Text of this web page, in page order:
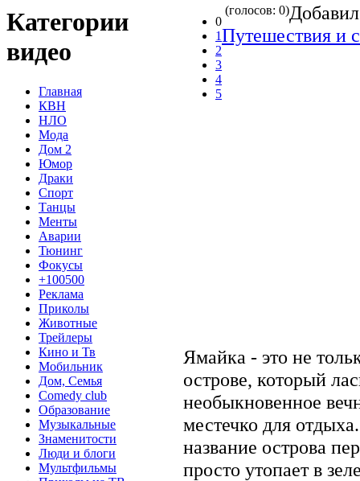
Категории
видео
Главная
КВН
НЛО
Мода
Дом 2
Юмор
Драки
Спорт
Танцы
Менты
Аварии
Тюнинг
Фокусы
+100500
Реклама
Приколы
Животные
Трейлеры
Кино и Тв
Мобильник
Дом, Семья
Comedy club
Образование
Музыкальные
Знаменитости
Люди и блоги
Мультфильмы
0
1
2
3
4
5
(голосов: 0)
Путешествия и
Ямайка - это не
острове, который
необыкновенное
местечко для
название острова
просто утопает в